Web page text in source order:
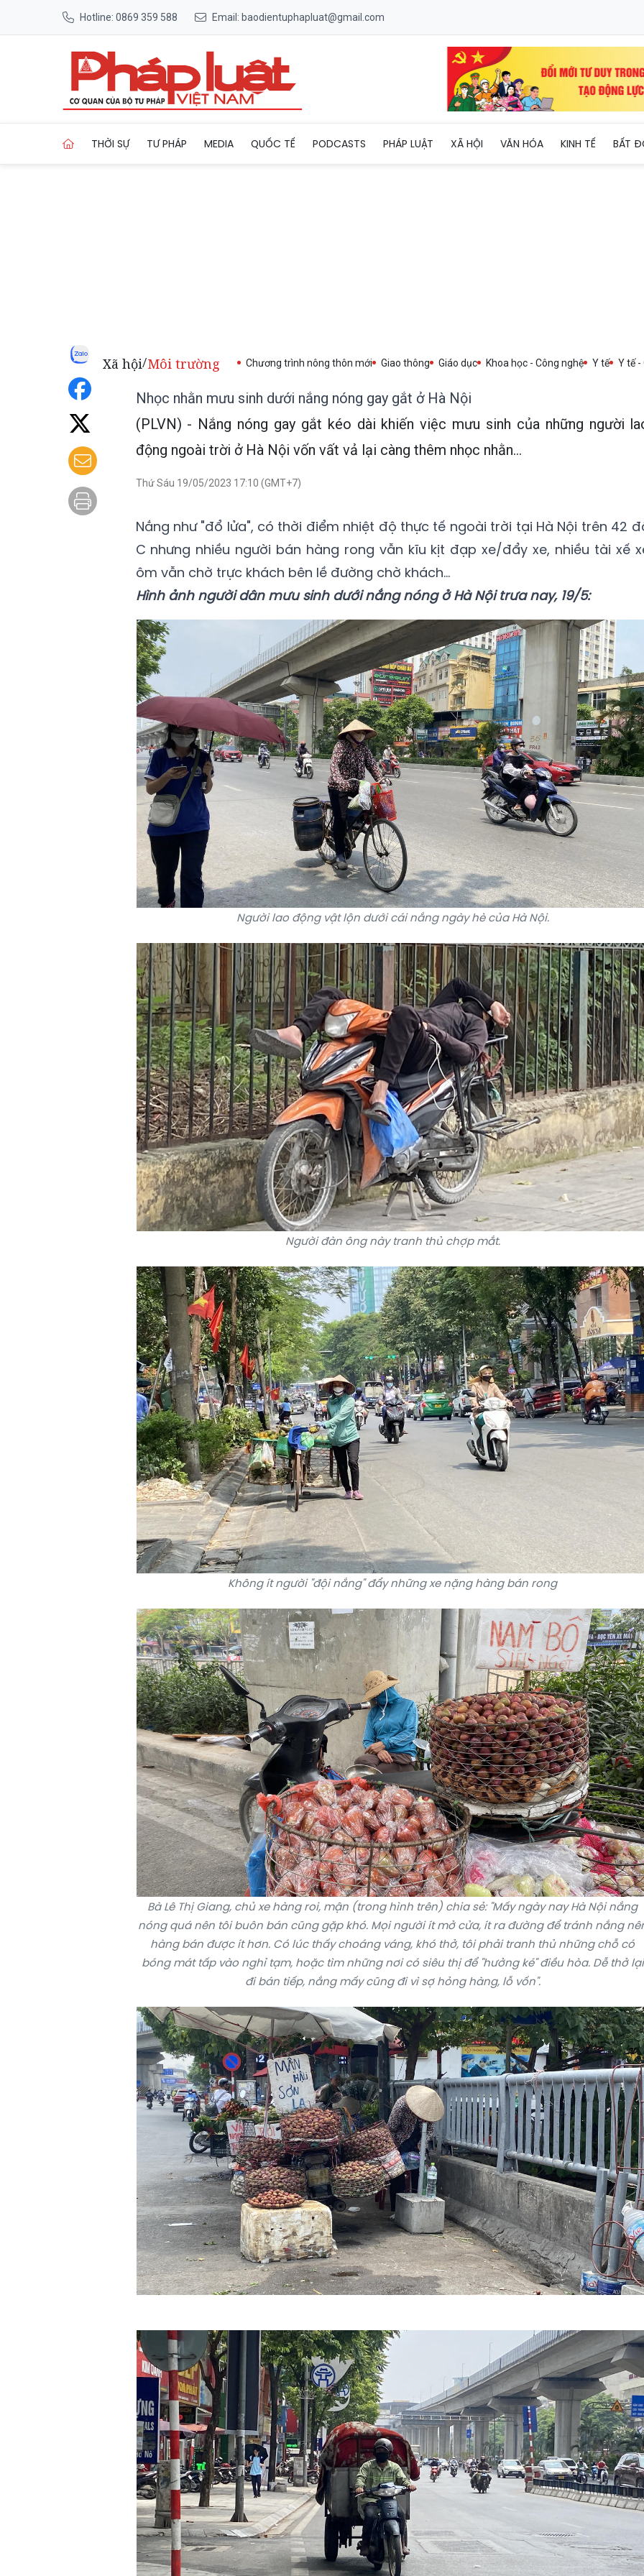
Hotline: 0869 359 588 Email: baodientuphapluat@gmail.com
THỜI SỰ TƯ PHÁP MEDIA QUỐC TẾ PODCASTS PHÁP LUẬT XÃ HỘI VĂN HÓA KINH TẾ BẤT
Xã hội/Môi trường Chương trình nông thôn mới Giao thông Giáo dục Khoa học - Công nghệ Y tế Y tế -
Nhọc nhằn mưu sinh dưới nắng nóng gay gắt ở Hà Nội
(PLVN) - Nắng nóng gay gắt kéo dài khiến việc mưu sinh của những người
động ngoài trời ở Hà Nội vốn vất vả lại càng thêm nhọc nhằn...
Thứ Sáu 19/05/2023 17:10 (GMT+7)
Nắng như "đổ lửa", có thời điểm nhiệt độ thực tế ngoài trời tại Hà Nội trên 42
C nhưng nhiều người bán hàng rong vẫn kĩu kịt đạp xe/đẩy xe, nhiều tài xế
ôm vẫn chờ trực khách bên lề đường chờ khách...
Hình ảnh người dân mưu sinh dưới nắng nóng ở Hà Nội trưa nay, 19/5:
Người lao động vật lộn dưới cái nắng ngày hè của Hà Nội.
Người đàn ông này tranh thủ chợp mắt.
Không ít người "đội nắng" đẩy những xe nặng hàng bán rong
Bà Lê Thị Giang, chủ xe hàng roi, mận (trong hình trên) chia sẻ: "Mấy ngày nay Hà Nội nắng
nóng quá nên tôi buôn bán cũng gặp khó. Mọi người ít mở cửa, ít ra đường để tránh nắng
hàng bán được ít hơn. Có lúc thấy choáng váng, khó thở, tôi phải tranh thủ những chỗ có
bóng mát tấp vào nghỉ tạm, hoặc tìm những nơi có siêu thị để "hưởng ké" điều hòa. Dễ thở lại
đi bán tiếp, nắng mấy cũng đi vì sợ hỏng hàng, lỗ vốn".